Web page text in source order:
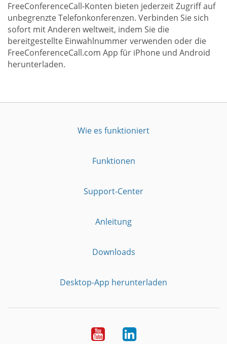
FreeConferenceCall-Konten bieten jederzeit Zugriff auf
unbegrenzte Telefonkonferenzen. Verbinden Sie sich
sofort mit Anderen weltweit, indem Sie die
bereitgestellte Einwahlnummer verwenden oder die
FreeConferenceCall.com App für iPhone und Android
herunterladen.
Wie es funktioniert
Funktionen
Support-Center
Anleitung
Downloads
Desktop-App herunterladen
YouTubeLinkedIn